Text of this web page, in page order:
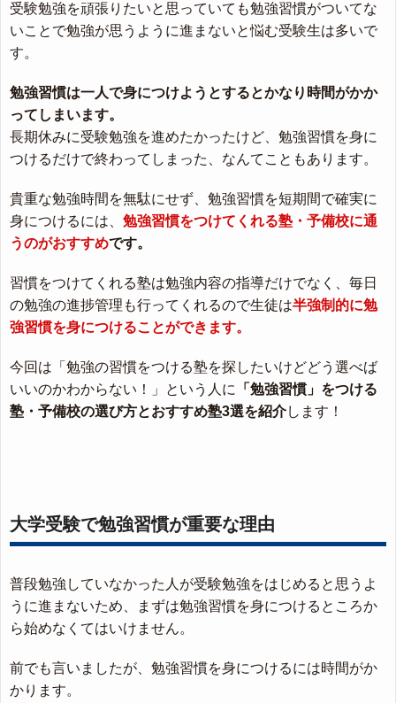
受験勉強を頑張りたいと思っていても勉強習慣がついてな
いことで勉強が思うように進まないと悩む受験生は多いで
す。
勉強習慣は一人で身につけようとするとかなり時間がかか
ってしまいます。
長期休みに受験勉強を進めたかったけど、勉強習慣を身に
つけるだけで終わってしまった、なんてこともあります。
貴重な勉強時間を無駄にせず、勉強習慣を短期間で確実に
身につけるには、 勉強習慣をつけてくれる塾・予備校に通
うのがおすすめです。
習慣をつけてくれる塾は勉強内容の指導だけでなく、毎日
の勉強の進捗管理も行ってくれるので生徒は半強制的に勉
強習慣を身につけることができます。
今回は「勉強の習慣をつける塾を探したいけどどう選べば
いいのかわからない！」という人に
「勉強習慣」をつける
塾・予備校の選び方とおすすめ塾3選を紹介します！
大学受験で勉強習慣が重要な理由
普段勉強していなかった人が受験勉強をはじめると思うよ
うに進まないため、まずは勉強習慣を身につけるところか
ら始めなくてはいけません。
前でも言いましたが、勉強習慣を身につけるには時間がか
かります。